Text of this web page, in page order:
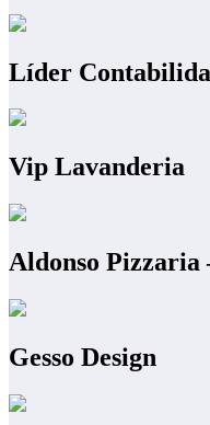
Líder
Vip Lavanderia
Aldonso Pizzaria
Gesso Design